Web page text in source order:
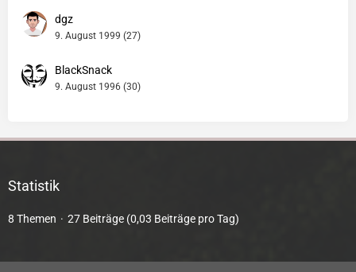
dgz
9. August 1999 (27)
BlackSnack
9. August 1996 (30)
Statistik
8 Themen 27 Beiträge (0,03 Beiträge pro Tag)